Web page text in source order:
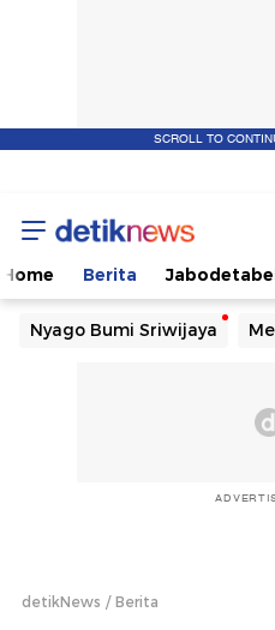
SCROLL TO
Home Berita
Nyago Bumi Sriwijaya
detikNews Berita